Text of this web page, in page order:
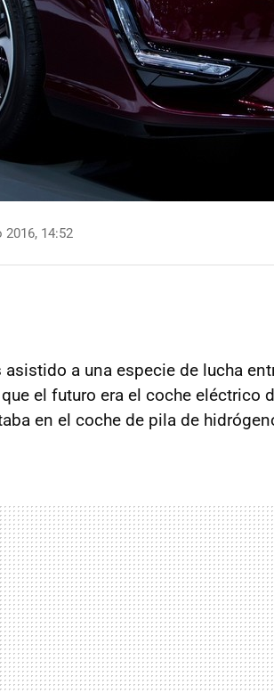
14:52
a una especie de lucha
el futuro era el coche eléctrico
en el coche de pila de